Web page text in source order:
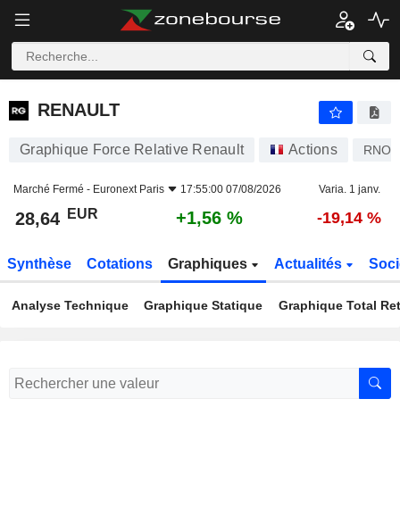
RENAULT
RENAULT
Graphique Force Relative Renault Actions RNO
Marché Fermé - Euronext Paris 17:55:00 07/08/2026 Varia. 1 janv.
28,64 EUR +1,56 % -19,14 %
Synthèse Cotations Graphiques Actualités
Analyse Technique Graphique Statique Graphique Total